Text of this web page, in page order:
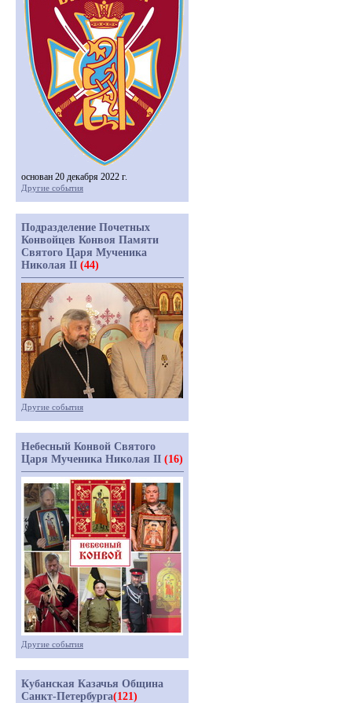
основан 20 декабря 2022 г.
Другие события
Подразделение Почетных
Конвойцев Конвоя Памяти
Святого Царя Мученика
Николая II (44)
Другие события
Небесный Конвой Святого
Царя Мученика Николая II (16)
Другие события
Кубанская Казачья Община
Санкт-Петербурга(121)